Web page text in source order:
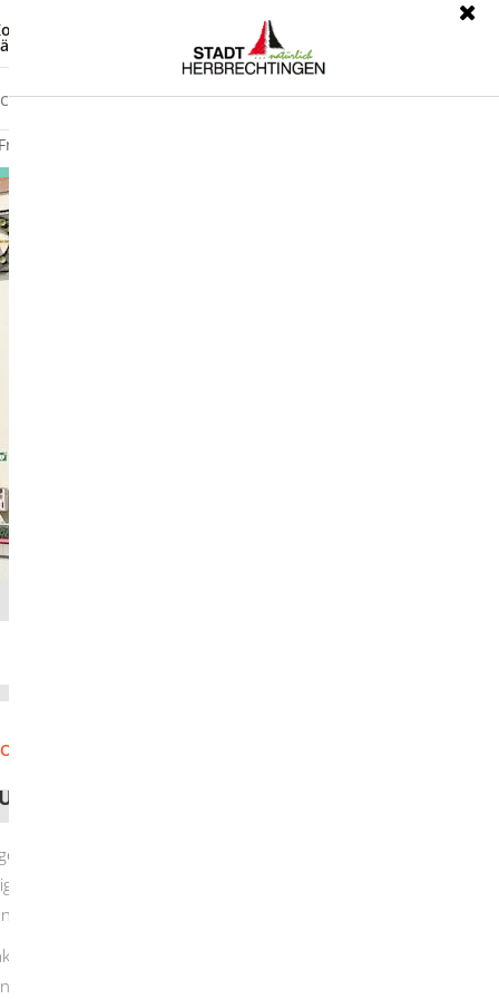
Leichte Sprache
O
SONSTIGEN VERBLEIB VON
radioaktiven Stoffen nach dem
Behörde Gewinnung, Erzeugung, Erwerb,
eines Monats mitzuteilen.
Stoffe (wie Radionuklid, Nummer des
und die Höhe der Aktivität ist mit